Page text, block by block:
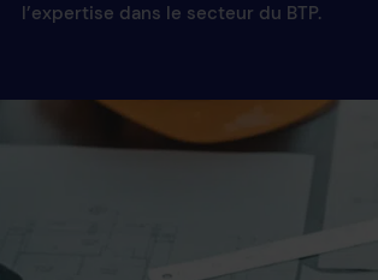
l’expertise dans le secteur du BTP.